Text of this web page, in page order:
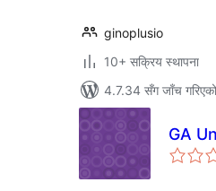
ginoplusio
10+ सक्रिय स्थापना
4.7.34 सँग जाँच गरिएको
GA